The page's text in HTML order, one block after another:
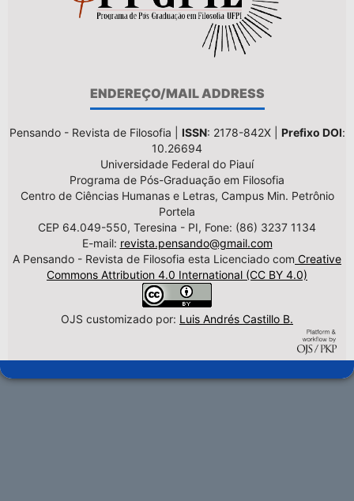
ENDEREÇO/MAIL ADDRESS
Pensando - Revista de Filosofia | ISSN: 2178-842X | Prefixo DOI:
10.26694
Universidade Federal do Piauí
Programa de Pós-Graduação em Filosofia
Centro de Ciências Humanas e Letras, Campus Min. Petrônio
Portela
CEP 64.049-550, Teresina - PI, Fone: (86) 3237 1134
E-mail: revista.pensando@gmail.com
A Pensando - Revista de Filosofia esta Licenciado com Creative
Commons Attribution 4.0 International (CC BY 4.0)
OJS customizado por: Luis Andrés Castillo B.